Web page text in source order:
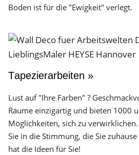
Boden ist für die "Ewigkeit" verlegt.
Tapezierarbeiten »
Lust auf "Ihre Farben" ?
Räume einzigartig und bieten 1000
Möglichkeiten, sich zu
Sie in die Stimmung, die Sie zuhause
hat die Ideen für Sie!